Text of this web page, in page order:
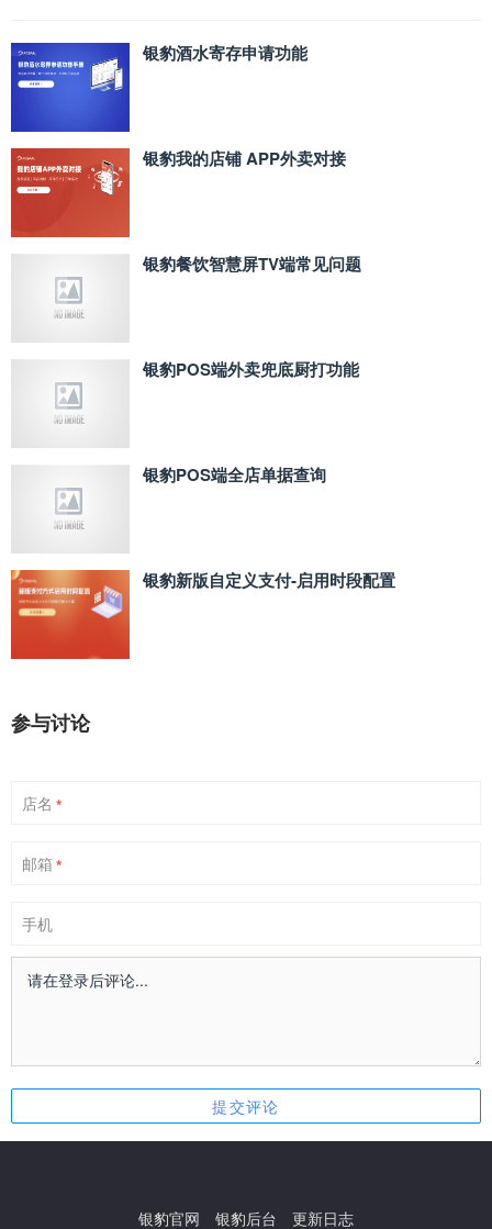
银豹酒水寄存申请功能
银豹我的店铺 APP外卖对接
银豹餐饮智慧屏TV端常见问题
银豹POS端外卖兜底厨打功能
银豹POS端全店单据查询
银豹新版自定义支付‑启用时段配置
参与讨论
店名 *
邮箱 *
手机
银豹官网 银豹后台 更新日志